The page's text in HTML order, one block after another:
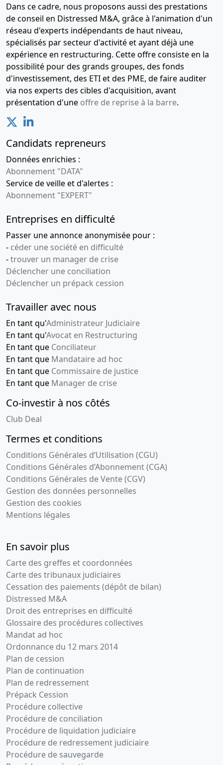
extraordinaire,
Statuts
mis à jour,
Certificat
Décision
d'augmentation,
Augmentation
du capital
social, ,
Changement
08-
02-
président, ,
Divers,
Président
Dans ce cadre, nous proposons aussi des prestations
de conseil en Distressed M&A, grâce à l'animation d'un
réseau d'experts indépendants de haut niveau,
spécialisés par secteur d'activité et ayant déjà une
expérience en restructuring. Cette offre consiste en la
possibilité pour des grands groupes, des fonds
d'investissement, des ETI et des PME, de faire auditer
via nos experts des cibles d'acquisition, avant
présentation d'une offre de reprise à la barre.
Candidats repreneurs
Données enrichies :
Abonnement "DATA"
Service de veille et d'alertes :
Abonnement "EXPERT"
Entreprises en difficulté
Passer une annonce anonymisée pour :
- céder une société en difficulté
-trouver un manager de crise
Déclencher une conciliation
Déclencher un prépack cession
Travailler avec nous
En tant qu'Administrateur Judiciaire
En tant qu'Avocat en Restructuring
En tant que Conciliateur
En tant que Mandataire ad hoc
En tant que Commissaire de justice
En tant que Manager de crise
Co-investir à nos côtés
Club Deal
Termes et conditions
Conditions Générales d’Utilisation (CGU)
Conditions Générales d’Abonnement (CGA)
Conditions Générales de Vente (CGV)
Gestion des données personnelles
Gestion des cookies
Mentions légales
En savoir plus
Carte des greffes et coordonnées
Carte des tribunaux judiciaires
Cessation des paiements (dépôt de bilan)
Distressed M&A
Droit des entreprises en difficulté
Glossaire des procédures collectives
Mandat ad hoc
Ordonnance du 12 mars 2014
Plan de cession
Plan de continuation
Plan de redressement
Prépack Cession
Procédure collective
Procédure de conciliation
Procédure de liquidation judiciaire
Procédure de redressement judiciaire
Procédure de sauvegarde